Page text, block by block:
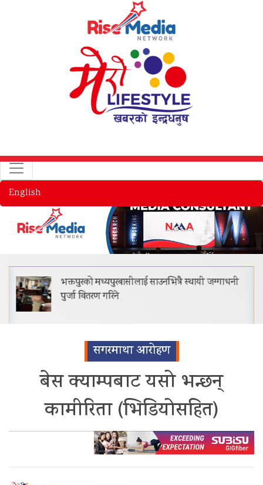
English
भक्तपुरको मध्यपुरबासीलाई साउनभित्रै स्थायी जग्गाधनी
पुर्जा वितरण गरिने
सगरमाथा आरोहण
बेस क्याम्पबाट यसो भन्छन्
कामीरिता (भिडियोसहित)